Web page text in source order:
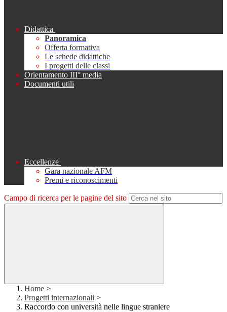
Didattica
Panoramica
Offerta formativa
Le schede didattiche
I progetti delle classi
Orientamento III° media
Documenti utili
Eccellenze
Gara nazionale AFM
Premi e riconoscimenti
Campo di ricerca per le pagine del sito
Home >
Progetti internazionali >
Raccordo con università nelle lingue straniere